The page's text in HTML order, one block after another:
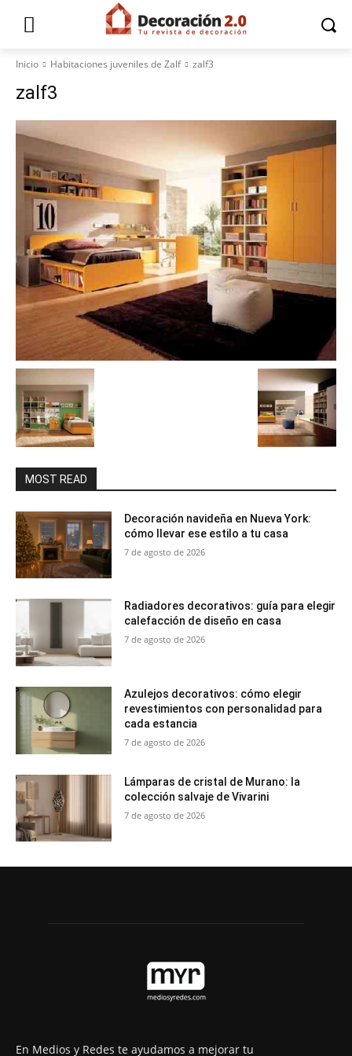
Inicio Habitaciones juveniles de Zalf zalf3
zalf3
MOST READ
Decoración navideña en Nueva York:
cómo llevar ese estilo a tu casa
7 de agosto de 2026
Radiadores decorativos: guía para elegir
calefacción de diseño en casa
7 de agosto de 2026
Azulejos decorativos: cómo elegir
revestimientos con personalidad para
cada estancia
7 de agosto de 2026
Lámparas de cristal de Murano: la
colección salvaje de Vivarini
7 de agosto de 2026
En Medios y Redes te ayudamos a mejorar tu